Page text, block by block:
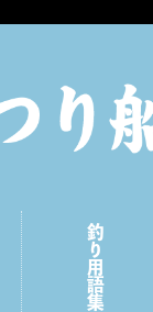
釣り用語集